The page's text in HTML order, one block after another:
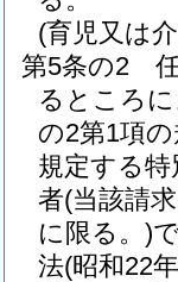
(育児又は
第5条の2
るところ
の2第1項
規定する
者(当該請
に限る。)
法(昭和22